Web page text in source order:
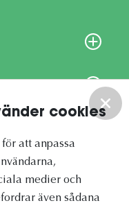
cookies
att anpassa
medier och
även sådana